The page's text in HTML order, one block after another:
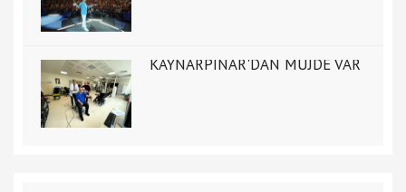
KAYNARPINAR'DAN MÜJDE VAR